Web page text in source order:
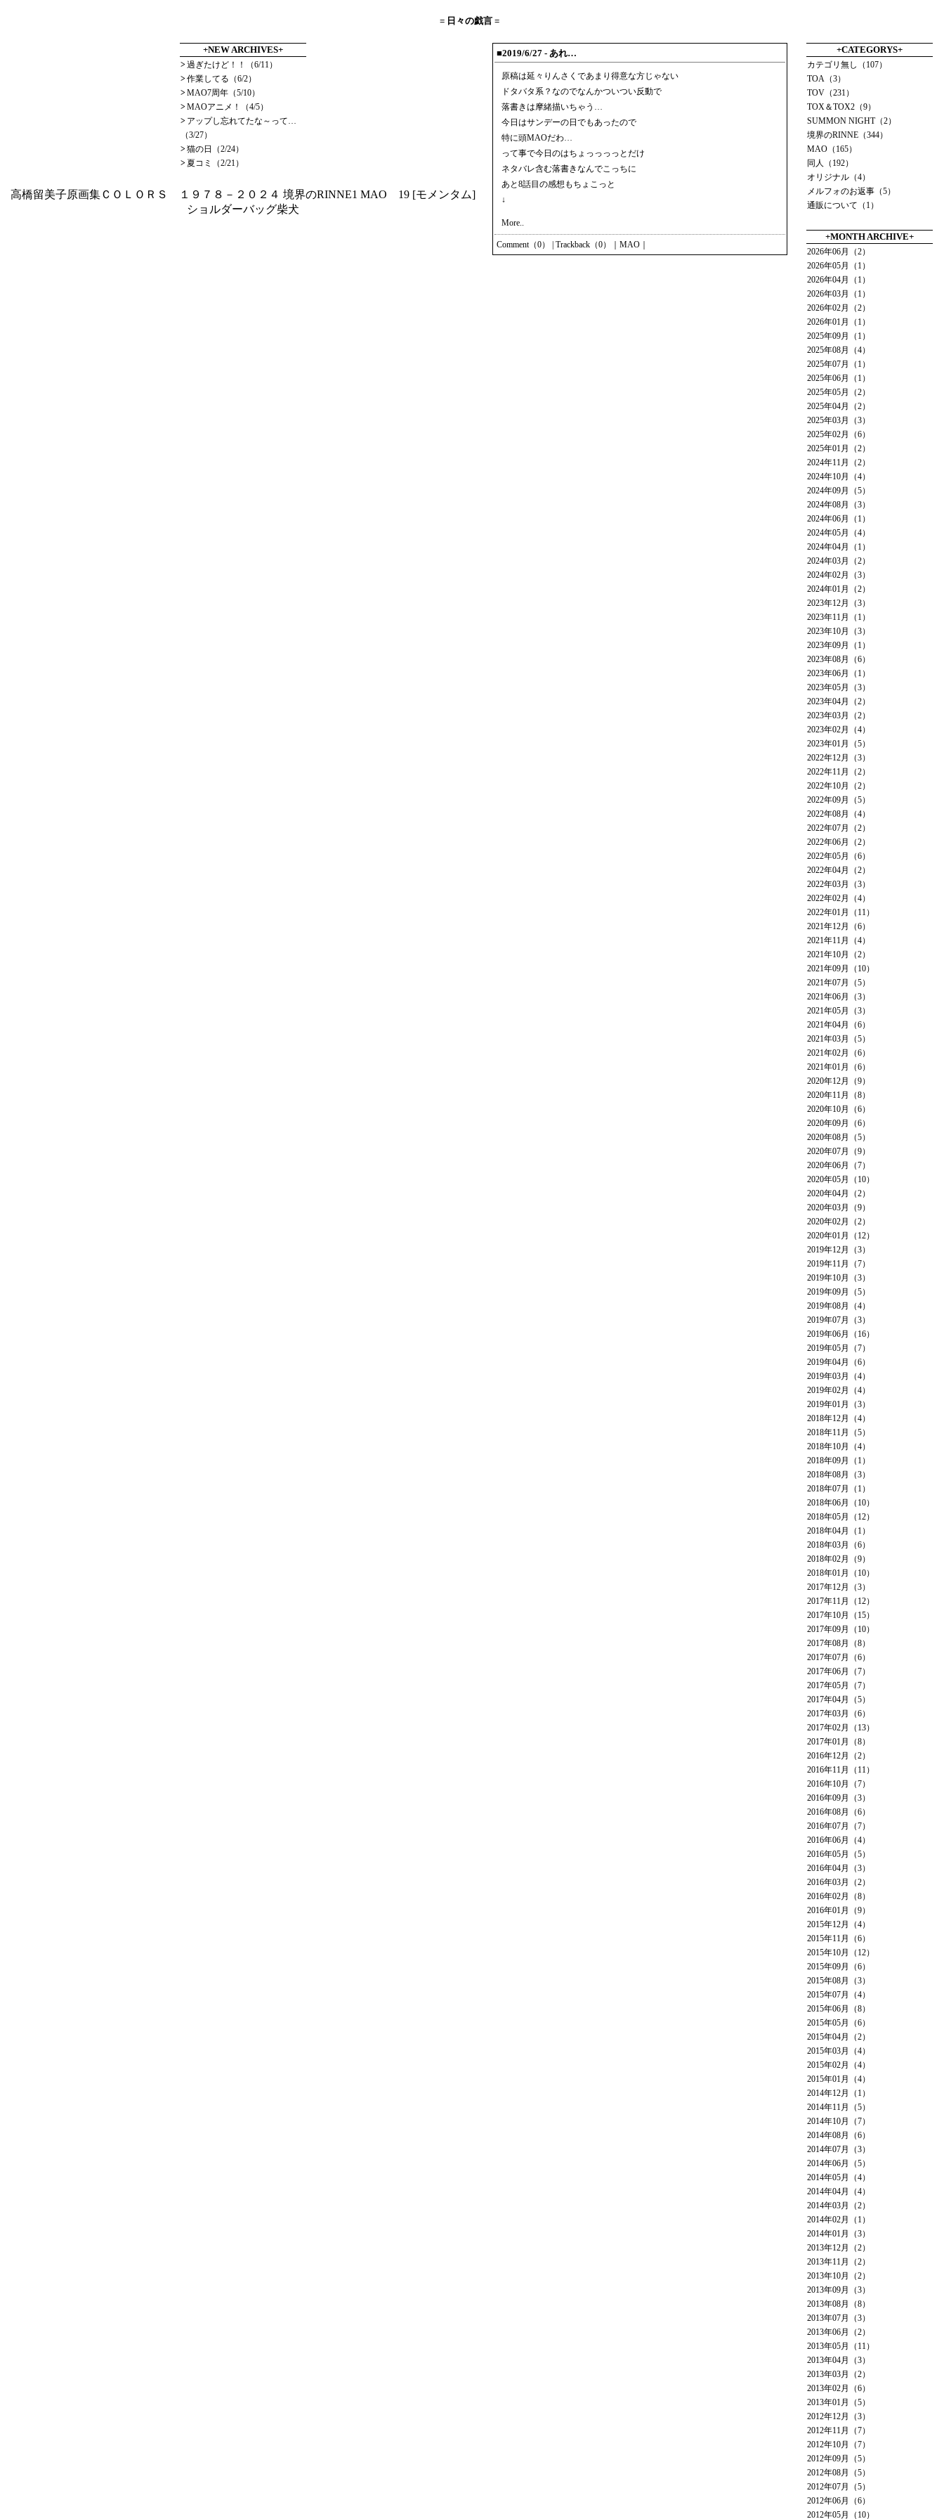
= 日々の戯言 =
+NEW ARCHIVES+
>過ぎたけど！！（6/11）
>作業してる（6/2）
>MAO7周年（5/10）
>MAOアニメ！（4/5）
> アップし忘れてたな～って…
（3/27）
>猫の日（2/24）
>夏コミ（2/21）
高橋留美子原画集ＣＯＬＯＲＳ １９７８－２０２４ 境界のRINNE1 MAO 19 [モメンタム]
ショルダーバッグ柴犬
■2019/6/27 - あれ…
原稿は延々りんさくであまり得意な方じゃない
ドタバタ系？なのでなんかついつい反動で
落書きは摩緒描いちゃう…
今日はサンデーの日でもあったので
特に頭MAOだわ…
って事で今日のはちょっっっっとだけ
ネタバレ含む落書きなんでこっちに
あと8話目の感想もちょこっと
↓
More..
Comment（0） Trackback（0） MAO
+CATEGORYS+
カテゴリ無し（107）
TOA（3）
TOV（231）
TOX＆TOX2（9）
SUMMON NIGHT（2）
境界のRINNE（344）
MAO（165）
同人（192）
オリジナル（4）
メルフォのお返事（5）
通販について（1）
+MONTH ARCHIVE+
2026年06月（2）
2026年05月（1）
2026年04月（1）
2026年03月（1）
2026年02月（2）
2026年01月（1）
2025年09月（1）
2025年08月（4）
2025年07月（1）
2025年06月（1）
2025年05月（2）
2025年04月（2）
2025年03月（3）
2025年02月（6）
2025年01月（2）
2024年11月（2）
2024年10月（4）
2024年09月（5）
2024年08月（3）
2024年06月（1）
2024年05月（4）
2024年04月（1）
2024年03月（2）
2024年02月（3）
2024年01月（2）
2023年12月（3）
2023年11月（1）
2023年10月（3）
2023年09月（1）
2023年08月（6）
2023年06月（1）
2023年05月（3）
2023年04月（2）
2023年03月（2）
2023年02月（4）
2023年01月（5）
2022年12月（3）
2022年11月（2）
2022年10月（2）
2022年09月（5）
2022年08月（4）
2022年07月（2）
2022年06月（2）
2022年05月（6）
2022年04月（2）
2022年03月（3）
2022年02月（4）
2022年01月（11）
2021年12月（6）
2021年11月（4）
2021年10月（2）
2021年09月（10）
2021年07月（5）
2021年06月（3）
2021年05月（3）
2021年04月（6）
2021年03月（5）
2021年02月（6）
2021年01月（6）
2020年12月（9）
2020年11月（8）
2020年10月（6）
2020年09月（6）
2020年08月（5）
2020年07月（9）
2020年06月（7）
2020年05月（10）
2020年04月（2）
2020年03月（9）
2020年02月（2）
2020年01月（12）
2019年12月（3）
2019年11月（7）
2019年10月（3）
2019年09月（5）
2019年08月（4）
2019年07月（3）
2019年06月（16）
2019年05月（7）
2019年04月（6）
2019年03月（4）
2019年02月（4）
2019年01月（3）
2018年12月（4）
2018年11月（5）
2018年10月（4）
2018年09月（1）
2018年08月（3）
2018年07月（1）
2018年06月（10）
2018年05月（12）
2018年04月（1）
2018年03月（6）
2018年02月（9）
2018年01月（10）
2017年12月（3）
2017年11月（12）
2017年10月（15）
2017年09月（10）
2017年08月（8）
2017年07月（6）
2017年06月（7）
2017年05月（7）
2017年04月（5）
2017年03月（6）
2017年02月（13）
2017年01月（8）
2016年12月（2）
2016年11月（11）
2016年10月（7）
2016年09月（3）
2016年08月（6）
2016年07月（7）
2016年06月（4）
2016年05月（5）
2016年04月（3）
2016年03月（2）
2016年02月（8）
2016年01月（9）
2015年12月（4）
2015年11月（6）
2015年10月（12）
2015年09月（6）
2015年08月（3）
2015年07月（4）
2015年06月（8）
2015年05月（6）
2015年04月（2）
2015年03月（4）
2015年02月（4）
2015年01月（4）
2014年12月（1）
2014年11月（5）
2014年10月（7）
2014年08月（6）
2014年07月（3）
2014年06月（5）
2014年05月（4）
2014年04月（4）
2014年03月（2）
2014年02月（1）
2014年01月（3）
2013年12月（2）
2013年11月（2）
2013年10月（2）
2013年09月（3）
2013年08月（8）
2013年07月（3）
2013年06月（2）
2013年05月（11）
2013年04月（3）
2013年03月（2）
2013年02月（6）
2013年01月（5）
2012年12月（3）
2012年11月（7）
2012年10月（7）
2012年09月（5）
2012年08月（5）
2012年07月（5）
2012年06月（6）
2012年05月（10）